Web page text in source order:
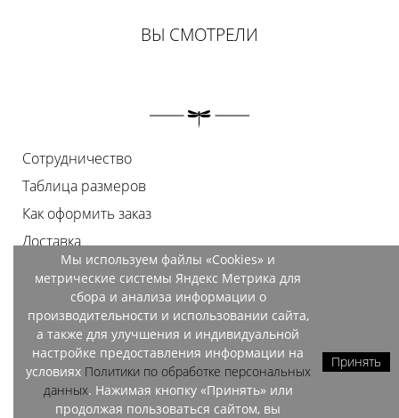
ВЫ СМОТРЕЛИ
Сотрудничество
Таблица размеров
Как оформить заказ
Доставка
Оплата
Возврат
Документы
Контакты
Магазины
Мы используем файлы «Cookies» и
метрические системы Яндекс Метрика для
сбора и анализа информации о
производительности и использовании сайта,
а также для улучшения и индивидуальной
настройке предоставления информации на
условиях Политики по обработке персональных
данных. Нажимая кнопку «Принять» или
продолжая пользоваться сайтом, вы
Принять